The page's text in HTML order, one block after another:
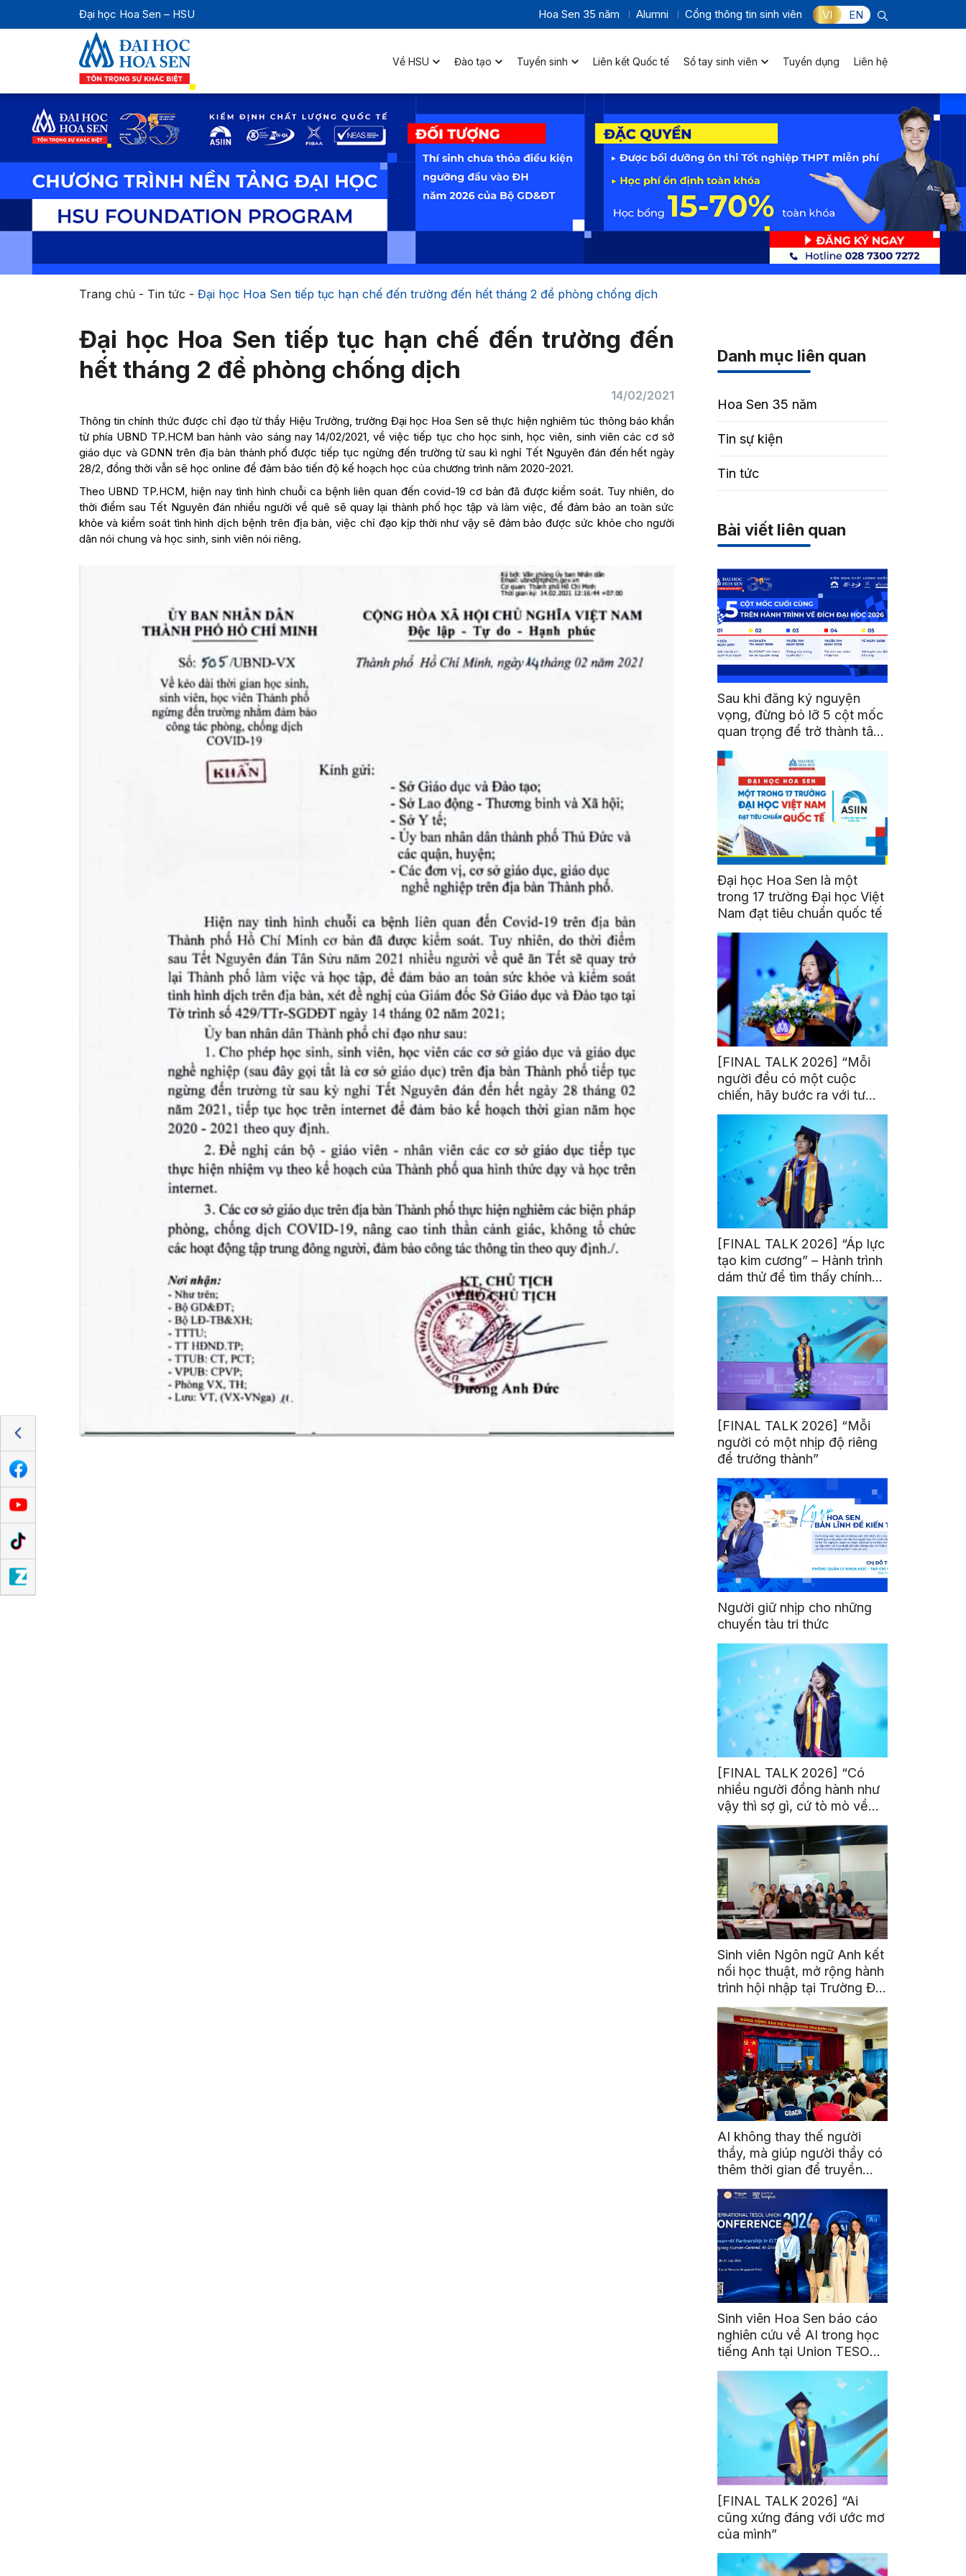
Đại học Hoa Sen – HSU Hoa Sen 35 năm Alumni Cổng thông tin sinh viên VI EN
Về HSU Đào tạo Tuyển sinh Liên kết Quốc tế Sổ tay sinh viên Tuyển dụng Liên hệ
Trang chủ- Tin tức - Đại học Hoa Sen tiếp tục hạn chế đến trường đến hết tháng 2 để phòng chống dịch
Đại học Hoa Sen tiếp tục hạn chế đến trường đến
hết tháng 2 để phòng chống dịch
14/02/2021
Thông tin chính thức được chỉ đạo từ thầy Hiệu Trưởng, trường Đại học Hoa Sen sẽ thực hiện nghiêm túc thông báo khẩn
từ phía UBND TP.HCM ban hành vào sáng nay 14/02/2021, về việc tiếp tục cho học sinh, học viên, sinh viên các cơ sở
giáo dục và GDNN trên địa bàn thành phố được tiếp tục ngừng đến trường từ sau kì nghỉ Tết Nguyên đán đến hết ngày
28/2, đồng thời vẫn sẽ học online để đảm bảo tiến độ kế hoạch học của chương trình năm 2020-2021.
Theo UBND TP.HCM, hiện nay tình hình chuỗi ca bệnh liên quan đến covid-19 cơ bản đã được kiểm soát. Tuy nhiên, do
thời điểm sau Tết Nguyên đán nhiều người về quê sẽ quay lại thành phố học tập và làm việc, để đảm bảo an toàn sức
khỏe và kiểm soát tình hình dịch bệnh trên địa bàn, việc chỉ đạo kịp thời như vậy sẽ đảm bảo được sức khỏe cho người
dân nói chung và học sinh, sinh viên nói riêng.
Danh mục liên quan
Hoa Sen 35 năm
Tin sự kiện
Tin tức
Bài viết liên quan
Sau khi đăng ký nguyện
vọng, đừng bỏ lỡ 5 cột mốc
quan trọng để trở thành tân
sinh viên HSU
Đại học Hoa Sen là một
trong 17 trường Đại học Việt
Nam đạt tiêu chuẩn quốc tế
[FINAL TALK 2026] “Mỗi
người đều có một cuộc
chiến, hãy bước ra với tư
thế của người chiến thắng”
[FINAL TALK 2026] “Áp lực
tạo kim cương” – Hành trình
dám thử để tìm thấy chính
mình
[FINAL TALK 2026] “Mỗi
người có một nhịp độ riêng
để trưởng thành”
Người giữ nhịp cho những
chuyến tàu tri thức
[FINAL TALK 2026] “Có
nhiều người đồng hành như
vậy thì sợ gì, cứ tò mò về
thế giới thôi”
Sinh viên Ngôn ngữ Anh kết
nối học thuật, mở rộng hành
trình hội nhập tại Trường Đại
học Quốc gia Malaysia
AI không thay thế người
thầy, mà giúp người thầy có
thêm thời gian để truyền
cảm hứng
Sinh viên Hoa Sen báo cáo
nghiên cứu về AI trong học
tiếng Anh tại Union TESOL
2026 ở Singapore
[FINAL TALK 2026] “Ai
cũng xứng đáng với ước mơ
của mình”